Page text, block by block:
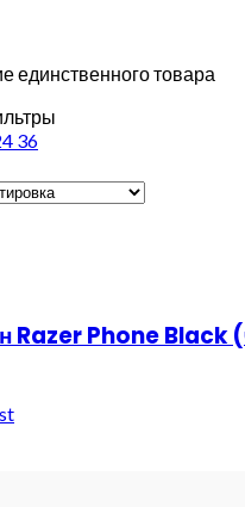
единственного товара
36
Razer Phone Black